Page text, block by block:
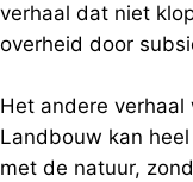
verhaal dat niet
overheid door
Het andere
Landbouw kan
met de natuur,